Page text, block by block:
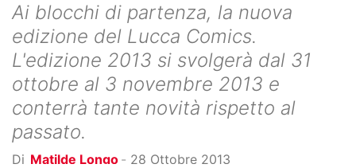
Ai blocchi di partenza, la nuova
edizione del Lucca Comics.
L'edizione 2013 si svolgerà dal 31
ottobre al 3 novembre 2013 e
conterrà tante novità rispetto al
passato.
Di Matilde Longo - 28 Ottobre 2013